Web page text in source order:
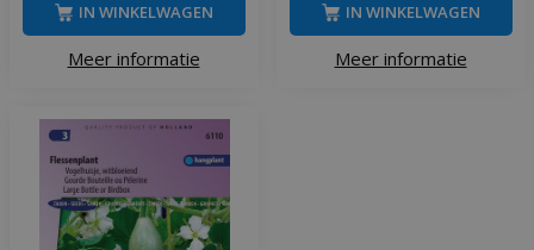
Meer informatie
IN WINKELWAGEN
Meer informatie
IN WINKELWAGEN